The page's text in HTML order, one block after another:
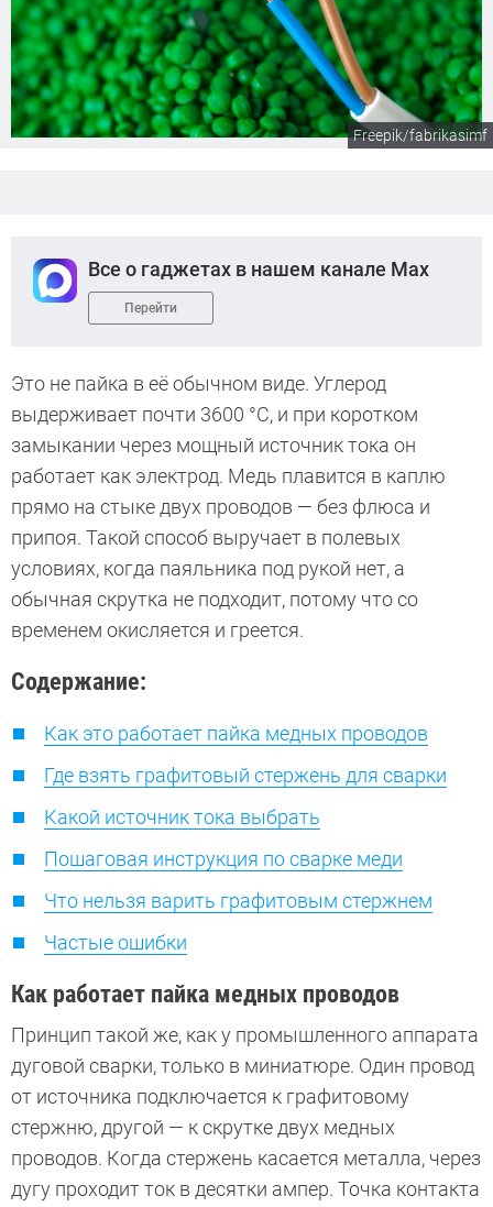
Freepik/fabrikasimf
Все о гаджетах в нашем канале Max
Перейти
Это не пайка в её обычном виде. Углерод
выдерживает почти 3600 °C, и при коротком
замыкании через мощный источник тока он
работает как электрод. Медь плавится в каплю
прямо на стыке двух проводов — без флюса и
припоя. Такой способ выручает в полевых
условиях, когда паяльника под рукой нет, а
обычная скрутка не подходит, потому что со
временем окисляется и греется.
Содержание:
Как это работает пайка медных проводов
Где взять графитовый стержень для сварки
Какой источник тока выбрать
Пошаговая инструкция по сварке меди
Что нельзя варить графитовым стержнем
Частые ошибки
Как работает пайка медных проводов
Принцип такой же, как у промышленного аппарата
дуговой сварки, только в миниатюре. Один провод
от источника подключается к графитовому
стержню, другой — к скрутке двух медных
проводов. Когда стержень касается металла, через
дугу проходит ток в десятки ампер. Точка контакта